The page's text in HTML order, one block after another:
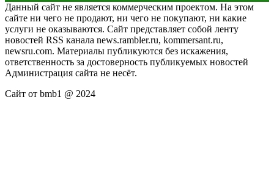
Данный сайт не является коммерческим проектом. На этом
сайте ни чего не продают, ни чего не покупают, ни какие
услуги не оказываются. Сайт представляет собой ленту
новостей RSS канала news.rambler.ru, kommersant.ru,
newsru.com. Материалы публикуются без искажения,
ответственность за достоверность публикуемых новостей
Администрация сайта не несёт.
Сайт от bmb1 @ 2024